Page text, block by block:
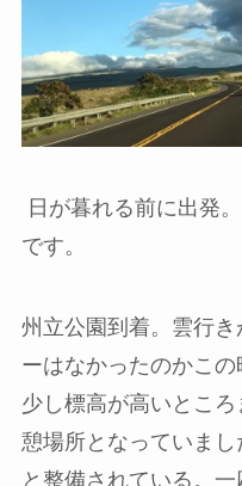
日が暮れる前に出発
です。
州立公園到着。雲行
ーはなかったのかこ
少し標高が高いとこ
憩場所となっていま
と整備されている。